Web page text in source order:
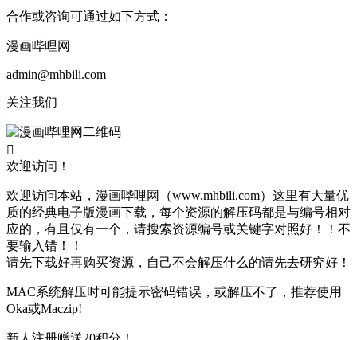
合作或咨询可通过如下方式：
漫画哔哩网
admin@mhbili.com
关注我们

欢迎访问！
欢迎访问本站，漫画哔哩网（www.mhbili.com）这里有大量优
质的经典电子版漫画下载，每个资源的解压码都是与编号相对
应的，有且仅有一个，请搜索资源编号或关键字对照好！！不
要输入错！！
请先下载好再购买资源，自己不会解压什么的请先去研究好！
MAC系统解压时可能提示密码错误，或解压不了，推荐使用
Oka或Maczip!